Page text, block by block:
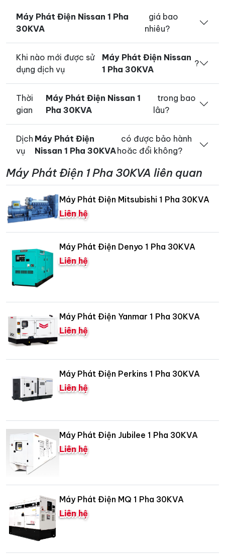
Máy Phát Điện Nissan 1 Pha
30KVA
giá bao
nhiêu?
Khi nào mới được sử
dụng dịch vụ
Máy Phát Điện Nissan
1 Pha 30KVA
?
Thời
gian
Máy Phát Điện Nissan 1
Pha 30KVA
trong bao
lâu?
Dịch
vụ
Máy Phát Điện
Nissan 1 Pha 30KVA
có được bảo hành
hoăc đổi không?
Máy Phát Điện 1 Pha 30KVA liên quan
Máy Phát Điện Mitsubishi 1 Pha 30KVA
Liên hệ
Máy Phát Điện Denyo 1 Pha 30KVA
Liên hệ
Máy Phát Điện Yanmar 1 Pha 30KVA
Liên hệ
Máy Phát Điện Perkins 1 Pha 30KVA
Liên hệ
Máy Phát Điện Jubilee 1 Pha 30KVA
Liên hệ
Máy Phát Điện MQ 1 Pha 30KVA
Liên hệ